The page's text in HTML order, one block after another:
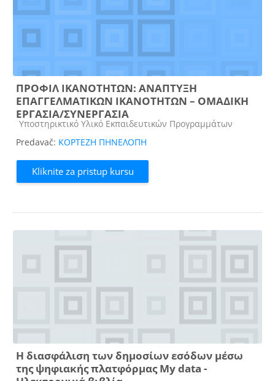
ΠΡΟΦΙΛ ΙΚΑΝΟΤΗΤΩΝ: ΑΝΑΠΤΥΞΗ
ΕΠΑΓΓΕΛΜΑΤΙΚΩΝ ΙΚΑΝΟΤΗΤΩΝ – ΟΜΑΔΙΚΗ
ΕΡΓΑΣΙΑ/ΣΥΝΕΡΓΑΣΙΑ
Kategorija kursa
Υποστηρικτικό Υλικό Εκπαιδευτικών Προγραμμάτων
Predavač: ΚΟΡΤΕΖΗ ΠΗΝΕΛΟΠΗ
Kliknite za pristup kursu
Η διασφάλιση των δημοσίων εσόδων μέσω
της ψηφιακής πλατφόρμας My data -